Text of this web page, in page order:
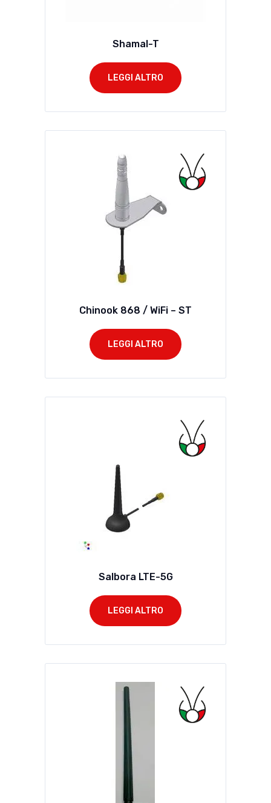
Shamal-T
LEGGI ALTRO
Chinook 868 / WiFi – ST
LEGGI ALTRO
Salbora LTE-5G
LEGGI ALTRO